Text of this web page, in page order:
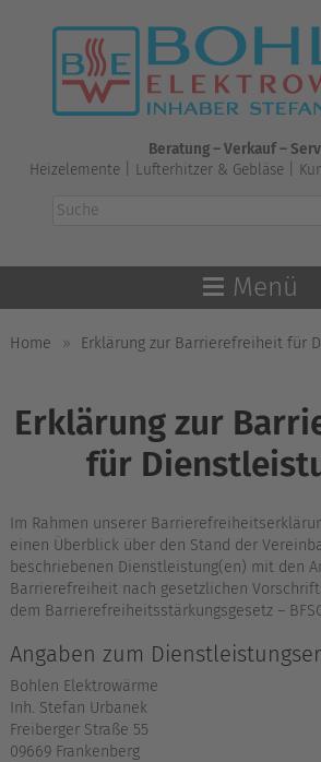
Beratung – Verkauf –
Heizelemente | Lufterhitzer & Gebläse |
Menü
Home » Erklärung zur Barrierefreiheit für
Erklärung zur
für
Im Rahmen unserer
einen Überblick über den Stand der
beschriebenen Dienstleistung(en) mit den
Barrierefreiheit nach gesetzlichen
dem Barrierefreiheitsstärkungsgesetz –
Angaben zum
Bohlen Elektrowärme
Inh. Stefan Urbanek
Freiberger Straße 55
09669 Frankenberg